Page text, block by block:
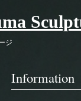
ジ
Information